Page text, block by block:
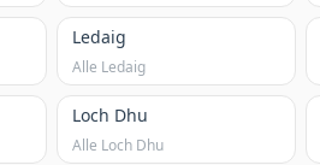
Ledaig
Alle Ledaig
Loch Dhu
Alle Loch Dhu